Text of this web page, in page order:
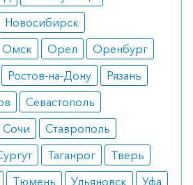
препарат с доставкой в
вашем городе. Для этого Вы
на сайте или
8 800 301 52 86(бесплатно
по РФ)
Новосибирск
Омск Орел
Оренбург
Ростов-на-Дону
Рязань
Севастополь
Сочи
Ставрополь
Таганрог
Тверь
Тюмень Ульяновск
Уфа